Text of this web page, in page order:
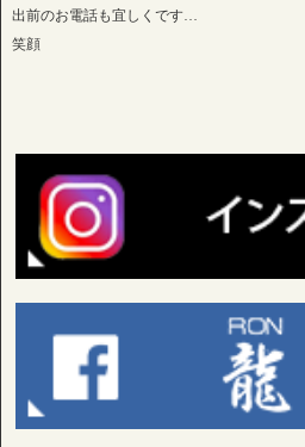
出前のお電話も宜しくです…
笑顔